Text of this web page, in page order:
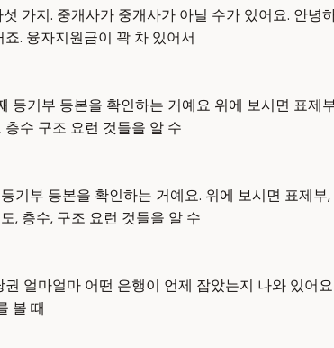
가지. 중개사가 중개사가 아닐 수가 있어요. 안녕
. 융자지원금이 꽉 차 있어서
기부 등본을 확인하는 거예요 위에 보시면 표제
수 구조 요런 것들을 알 수
부 등본을 확인하는 거예요. 위에 보시면 표제
, 층수, 구조 요런 것들을 알 수
얼마얼마 어떤 은행이 언제 잡았는지 나와 있어
볼 때